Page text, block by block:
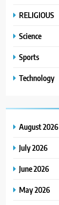
RELIGIOUS
Science
Sports
Technology
August 2026
July 2026
June 2026
May 2026